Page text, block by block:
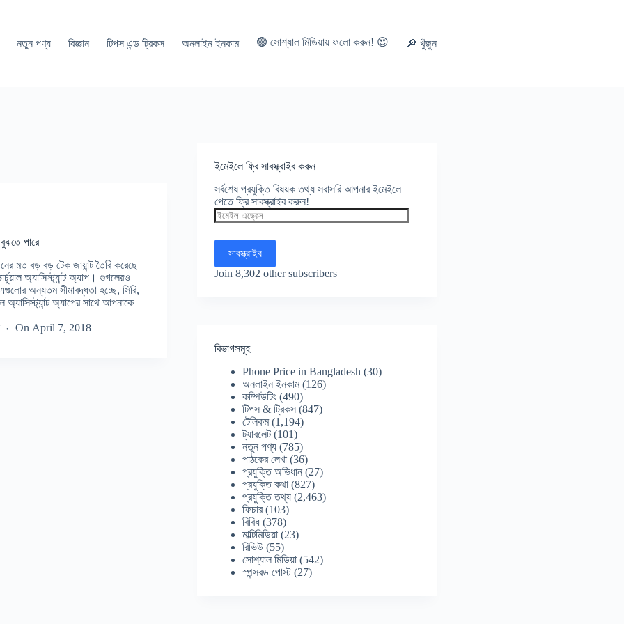
নতুন পণ্য বিজ্ঞান টিপস এন্ড ট্রিকস অনলাইন ইনকাম 🟢 সোশ্যাল মিডিয়ায় ফলো করুন! 😍 🔎 খুঁজুন
পারে
মত বড় বড় টেক জায়ান্ট তৈরি করেছে
অ্যাসিস্ট্যান্ট অ্যাপ। গুগলেরও
অন্যতম সীমাবদ্ধতা হচ্ছে, সিরি,
অ্যাসিস্ট্যান্ট অ্যাপের সাথে আপনাকে
On April 7, 2018
ইমেইলে ফ্রি সাবস্ক্রাইব করুন
সর্বশেষ প্রযুক্তি বিষয়ক তথ্য সরাসরি আপনার ইমেইলে
পেতে ফ্রি সাবস্ক্রাইব করুন!
ইমেইল
এড্রেস
সাবস্ক্রাইব
Join 8,302 other subscribers
বিভাগসমূহ
Phone Price in Bangladesh (30)
অনলাইন ইনকাম(126)
কম্পিউটিং (490)
টিপস & ট্রিকস (847)
টেলিকম(1,194)
ট্যাবলেট(101)
নতুন পণ্য (785)
পাঠকের লেখা (36)
প্রযুক্তি অভিধান (27)
প্রযুক্তি কথা (827)
প্রযুক্তি তথ্য (2,463)
ফিচার(103)
বিবিধ(378)
মাল্টিমিডিয়া (23)
রিভিউ (55)
সোশ্যাল মিডিয়া (542)
স্পন্সরড পোস্ট(27)